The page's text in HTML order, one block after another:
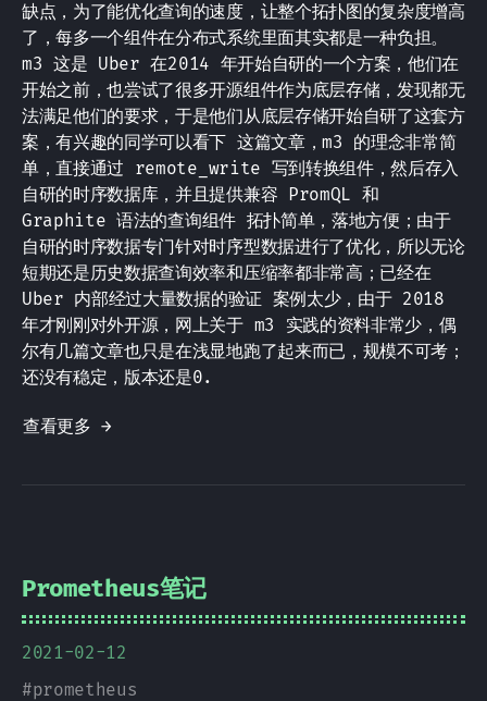
缺点，为了能优化查询的速度，让整个拓扑图的复杂度增高
了，每多一个组件在分布式系统里面其实都是一种负担。
m3 这是 Uber 在2014 年开始自研的一个方案，他们在
开始之前，也尝试了很多开源组件作为底层存储，发现都无
法满足他们的要求，于是他们从底层存储开始自研了这套方
案，有兴趣的同学可以看下 这篇文章，m3 的理念非常简
单，直接通过 remote_write 写到转换组件，然后存入
自研的时序数据库，并且提供兼容 PromQL 和
Graphite 语法的查询组件 拓扑简单，落地方便；由于
自研的时序数据专门针对时序型数据进行了优化，所以无论
短期还是历史数据查询效率和压缩率都非常高；已经在
Uber 内部经过大量数据的验证 案例太少，由于 2018
年才刚刚对外开源，网上关于 m3 实践的资料非常少，偶
尔有几篇文章也只是在浅显地跑了起来而已，规模不可考；
还没有稳定，版本还是0.
查看更多 →
Prometheus笔记
2021-02-12
#prometheus